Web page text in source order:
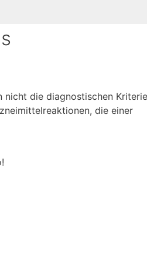
die diagnostischen
die einer